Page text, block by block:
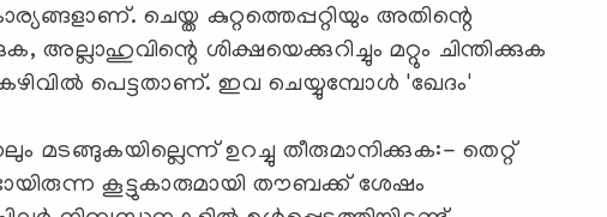
ചെയ്ത കുറ്റത്തെപ്പറ്റിയും അതിന്റെ
അല്ലാഹുവിന്റെ ശിക്ഷയെക്കുറിച്ചും മറ്റും ചിന്തിക്കുക
പെട്ടതാണ്. ഇവ ചെയ്യുമ്പോള്‍ 'ഖേദം'
മടങ്ങുകയില്ലെന്ന് ഉറച്ചു തീരുമാനിക്കുക:- തെറ്റ്
കൂട്ടുകാരുമായി തൗബക്ക് ശേഷം